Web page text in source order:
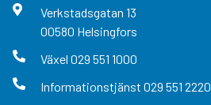
Verkstadsgatan 13
00580 Helsingfors
Växel 029 551 1000
Informationstjänst 029 551 2220